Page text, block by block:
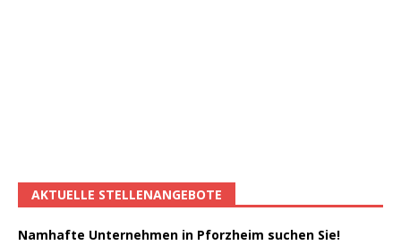
AKTUELLE STELLENANGEBOTE
Namhafte Unternehmen in Pforzheim suchen Sie!